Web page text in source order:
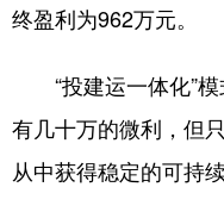
终盈利为962万元。
“投建运一体化”模
有几十万的微利，但
从中获得稳定的可持续